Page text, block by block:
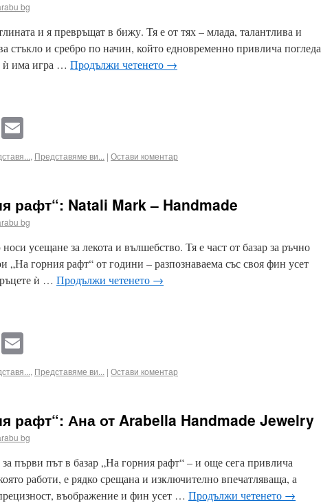
bg
и я превръщат в бижу. Тя е от тях – млада, талантлива и
стъкло и сребро по начин, който едновременно привлича погледа
ѝ има игра … Продължи четенето →
Pinterest
, Представяме ви... | Остави коментар
рафт“: Natali Mark – Handmade
bg
усещане за лекота и вълшебство. Тя е част от базар за ръчно
„На горния рафт“ от години – разпознаваема със своя фин усет
ѝ … Продължи четенето →
Pinterest
, Представяме ви... | Остави коментар
рафт“: Ана от Arabella Handmade Jewelry
bg
първи път в базар „На горния рафт“ – и още сега привлича
работи, е рядко срещана и изключително впечатляваща, а
въображение и фин усет … Продължи четенето →